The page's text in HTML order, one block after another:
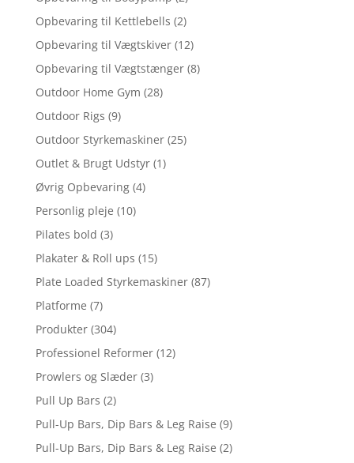
Opbevaring til Kettlebells (2)
Opbevaring til Vægtskiver (12)
Opbevaring til Vægtstænger (8)
Outdoor Home Gym (28)
Outdoor Rigs (9)
Outdoor Styrkemaskiner (25)
Outlet & Brugt Udstyr (1)
Øvrig Opbevaring (4)
Personlig pleje (10)
Pilates bold (3)
Plakater & Roll ups (15)
Plate Loaded Styrkemaskiner (87)
Platforme (7)
Produkter (304)
Professionel Reformer (12)
Prowlers og Slæder (3)
Pull Up Bars (2)
Pull-Up Bars, Dip Bars & Leg Raise (9)
Pull-Up Bars, Dip Bars & Leg Raise (2)